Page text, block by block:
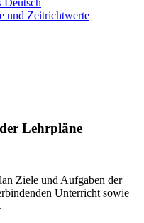
und Zeitrichtwerte
Lehrpläne
Ziele und Aufgaben der
Unterricht sowie